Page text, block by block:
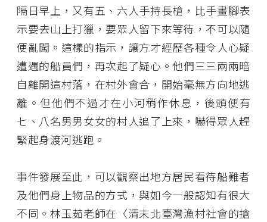
隔日早上，又有五、六人手持長槍，比手畫腳表
示要去山上打獵，要眾人留下來等待，不可以隨
便亂闖。這樣的指示，讓方才經歷各種令人心疑
遭遇的船員們，再次起了疑心。他們三三兩兩暗
自離開這村落，在村外會合，開始毫無方向地逃
離。但他們不過才在小河稍作休息，後頭便有
七、八名男男女女的村人追了上來，嚇得眾人趕
緊起身渡河逃跑。
事件發展至此，可以觀察出地方居民看待船難者
及他們身上物品的方式，與如今一般認知有很大
不同。林玉茹老師在〈清末北臺灣漁村社會的搶